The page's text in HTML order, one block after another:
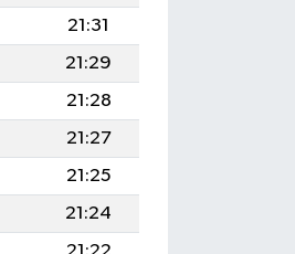
21:31
21:29
21:28
21:27
21:25
21:24